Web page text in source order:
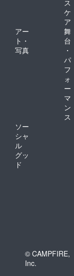
ス
ケ
ア
アー
ト・
写真
舞
台
・
パ
フ
ォ
ー
マ
ン
ス
ソー
シャ
ル
グッ
ド
© CAMPFIRE,
Inc.